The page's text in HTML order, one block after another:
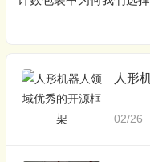
人形
02/26